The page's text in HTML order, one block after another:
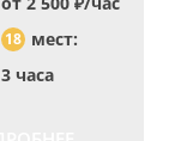
18 мест:
3 часа